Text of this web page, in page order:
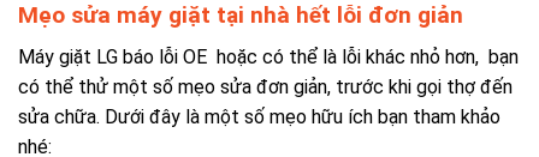
Mẹo sửa máy giặt tại nhà hết lỗi đơn giản
Máy giặt LG báo lỗi OE hoặc có thể là lỗi khác nhỏ hơn, bạn
có thể thử một số mẹo sửa đơn giản, trước khi gọi thợ đến
sửa chữa. Dưới đây là một số mẹo hữu ích bạn tham khảo
nhé: